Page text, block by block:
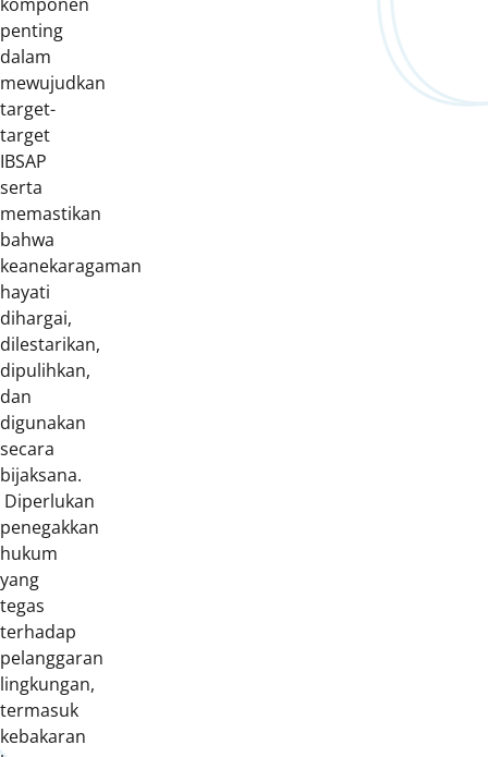
penting
dalam
mewujudkan
target-
target
IBSAP
serta
memastikan
bahwa
keanekaragaman
hayati
dihargai,
dilestarikan,
dipulihkan,
dan
digunakan
secara
bijaksana.
Diperlukan
penegakkan
hukum
yang
tegas
terhadap
pelanggaran
lingkungan,
termasuk
kebakaran